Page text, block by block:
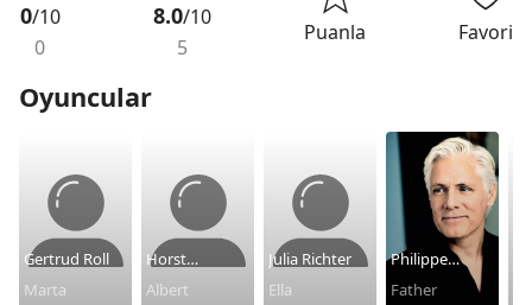
0/10
0
8.0/10
5
Puanla Favori
Oyuncular
Gertrud Roll
Marta
Horst
Westphal
Albert
Julia Richter
Ella
Philippe
Brenninkmeye
Father